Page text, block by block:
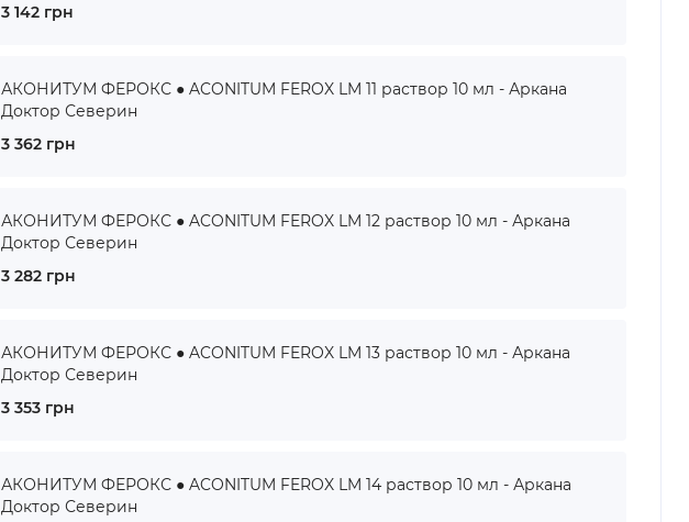
3 142 грн
АКОНИТУМ ФЕРОКС ● ACONITUM FEROX LM 11 раствор 10 мл - Аркана
Доктор Северин
3 362 грн
АКОНИТУМ ФЕРОКС ● ACONITUM FEROX LM 12 раствор 10 мл - Аркана
Доктор Северин
3 282 грн
АКОНИТУМ ФЕРОКС ● ACONITUM FEROX LM 13 раствор 10 мл - Аркана
Доктор Северин
3 353 грн
АКОНИТУМ ФЕРОКС ● ACONITUM FEROX LM 14 раствор 10 мл - Аркана
Доктор Северин